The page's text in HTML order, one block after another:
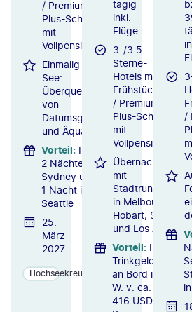
/ Premium-
Plus-Schiff
mit
Vollpension
Einmalig auf
See:
Überquerung
von
Datumsgrenze
und Äquator
Vorteil: Inkl.
2 Nächte in
Sydney und
1 Nacht in
Seattle
25.
März
2027
Hochseekreuzfahrten
tägig
inkl.
Flüge
3-/3.5-
Sterne-
Hotels mit
Frühstück
/ Premium-
Plus-Schiff
mit
Vollpension
Übernachtungen
mit
Stadtrundfahrten
in Melbourne,
Hobart, Sydney
und Los Angeles
Vorteil: Inkl.
Trinkgelder
an Bord i.
W. v. ca.
416 USD p.
/